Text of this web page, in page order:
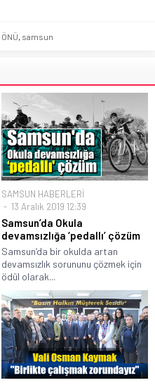
ÖNÜ, samsun
SAMSUN HABERLERİ
13 Aralık 2019 12:39
Samsun’da Okula
devamsızlığa ‘pedallı’ çözüm
Samsun’da bir okulda artan
devamsızlık sorununu çözmek için
ödül olarak...